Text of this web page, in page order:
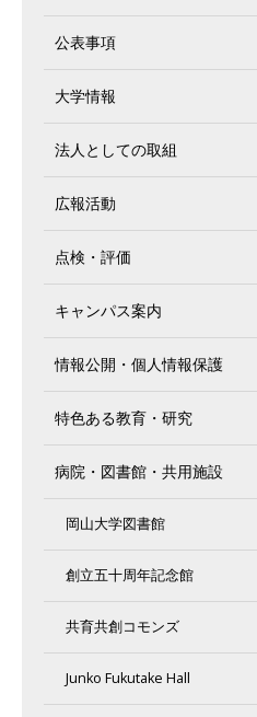
公表事項
大学情報
法人としての取組
広報活動
点検・評価
キャンパス案内
情報公開・個人情報保護
特色ある教育・研究
病院・図書館・共用施設
岡山大学図書館
創立五十周年記念館
共育共創コモンズ
Junko Fukutake Hall